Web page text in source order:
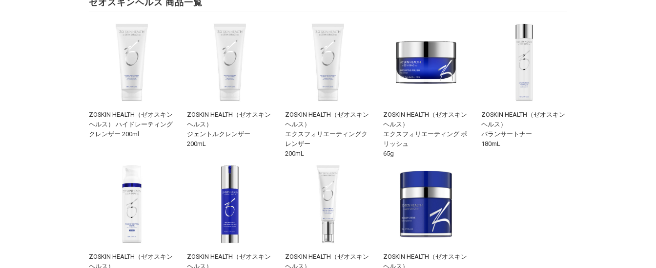
ゼオスキンヘルス 商品一覧
ZOSKIN HEALTH（ゼオスキン
ヘルス） ハイドレーティング
クレンザー 200ml
ZOSKIN HEALTH（ゼオスキン
ヘルス）
ジェントルクレンザー
200mL
ZOSKIN HEALTH（ゼオスキン
ヘルス）
エクスフォリエーティングク
レンザー
200mL
ZOSKIN HEALTH（ゼオスキン
ヘルス）
エクスフォリエーティング ポ
リッシュ
65g
ZOSKIN HEALTH（ゼオスキン
ヘルス）
バランサートナー
180mL
ZOSKIN HEALTH（ゼオスキン
ヘルス）
ZOSKIN HEALTH（ゼオスキン
ヘルス）
ZOSKIN HEALTH（ゼオスキン
ヘルス）
ZOSKIN HEALTH（ゼオスキン
ヘルス）